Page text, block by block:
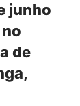
junho
de